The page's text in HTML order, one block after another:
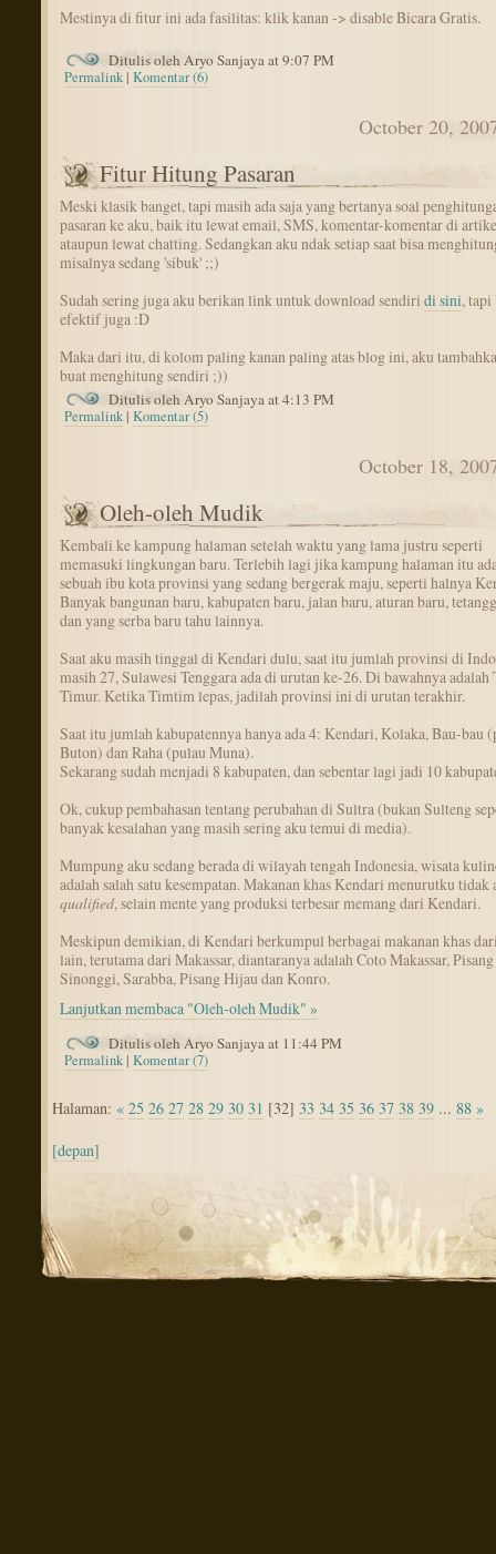
Mestinya di fitur ini ada fasilitas: klik kanan -> disable Bicara Gratis.
Ditulis oleh Aryo Sanjaya at 9:07 PM
Permalink |Komentar (6)
October 20,
Fitur Hitung Pasaran
Meski klasik banget, tapi masih ada saja yang bertanya soal
pasaran ke aku, baik itu lewat email, SMS, komentar-komentar di
ataupun lewat chatting. Sedangkan aku ndak setiap saat bisa
misalnya sedang 'sibuk' ;;)
Sudah sering juga aku berikan link untuk download sendiri di sini,
efektif juga :D
Maka dari itu, di kolom paling kanan paling atas blog ini, aku
buat menghitung sendiri ;))
Ditulis oleh Aryo Sanjaya at 4:13 PM
Permalink |Komentar (5)
October 18,
Oleh-oleh Mudik
Kembali ke kampung halaman setelah waktu yang lama justru seperti
memasuki lingkungan baru. Terlebih lagi jika kampung halaman itu
sebuah ibu kota provinsi yang sedang bergerak maju, seperti halnya
Banyak bangunan baru, kabupaten baru, jalan baru, aturan baru,
dan yang serba baru tahu lainnya.
Saat aku masih tinggal di Kendari dulu, saat itu jumlah provinsi di
masih 27, Sulawesi Tenggara ada di urutan ke-26. Di bawahnya
Timur. Ketika Timtim lepas, jadilah provinsi ini di urutan terakhir.
Saat itu jumlah kabupatennya hanya ada 4: Kendari, Kolaka, Bau-bau
Buton) dan Raha (pulau Muna).
Sekarang sudah menjadi 8 kabupaten, dan sebentar lagi jadi 10
Ok, cukup pembahasan tentang perubahan di Sultra (bukan Sulteng
banyak kesalahan yang masih sering aku temui di media).
Mumpung aku sedang berada di wilayah tengah Indonesia, wisata
adalah salah satu kesempatan. Makanan khas Kendari menurutku tidak
qualified, selain mente yang produksi terbesar memang dari Kendari.
Meskipun demikian, di Kendari berkumpul berbagai makanan khas
lain, terutama dari Makassar, diantaranya adalah Coto Makassar,
Sinonggi, Sarabba, Pisang Hijau dan Konro.
Lanjutkan membaca "Oleh-oleh Mudik" »
Ditulis oleh Aryo Sanjaya at 11:44 PM
Permalink |Komentar (7)
Halaman: « 25 26 27 28 29 30 31 [32] 33 34 35 36 37 38 39 ... 88 »
[depan]